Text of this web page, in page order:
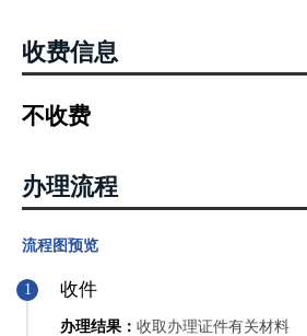
收费信息
不收费
办理流程
流程图预览
1 收件
办理结果： 收取办理证件有关材料